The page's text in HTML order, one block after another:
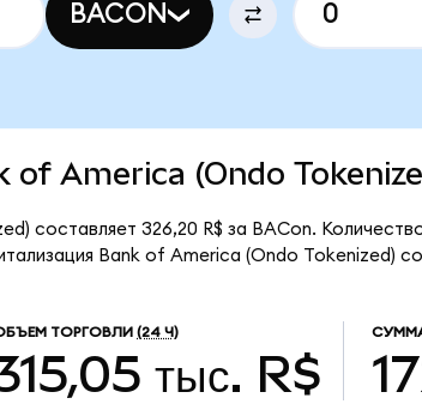
BACON
of America (Ondo
составляет 326,20 R$ за BACon.
Bank of America (Ondo Tokenized)
ТОРГОВЛИ (24 Ч)
тыс. R$